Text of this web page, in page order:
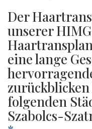
Der
unserer
eine lange
folgenden
Szabolcs-